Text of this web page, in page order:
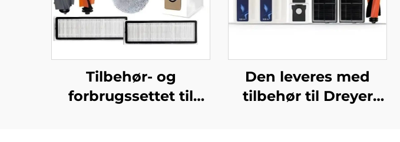
Tilbehør- og
forbrugssettet til
Den leveres med
tilbehør til Dreyer